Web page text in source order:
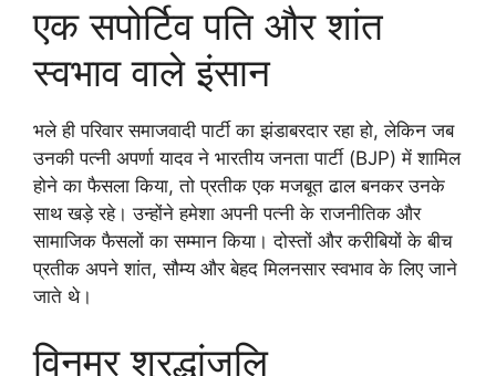
एक सपोर्टिव पति और शांत
स्वभाव वाले इंसान
भले ही परिवार समाजवादी पार्टी का झंडाबरदार रहा हो, लेकिन जब
उनकी पत्नी अपर्णा यादव ने भारतीय जनता पार्टी (BJP) में शामिल
होने का फैसला किया, तो प्रतीक एक मजबूत ढाल बनकर उनके
साथ खड़े रहे। उन्होंने हमेशा अपनी पत्नी के राजनीतिक और
सामाजिक फैसलों का सम्मान किया। दोस्तों और करीबियों के बीच
प्रतीक अपने शांत, सौम्य और बेहद मिलनसार स्वभाव के लिए जाने
जाते थे।
विनम्र श्रद्धांजलि